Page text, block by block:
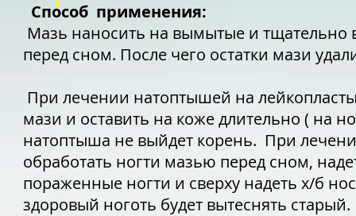
Способ применения:
Мазь наносить на вымытые и тщательно
перед сном. После чего остатки мази
При лечении натоптышей на
мази и оставить на коже длительно ( на
натоптыша не выйдет корень. При
обработать ногти мазью перед сном,
пораженные ногти и сверху надеть х/б
здоровый ноготь будет вытеснять старый.